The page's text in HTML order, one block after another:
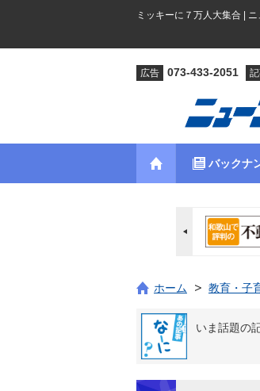
ミッキーに７万人大集合 |
広告 073-433-2051
バックナ
ホーム 教育・子
いま話題の